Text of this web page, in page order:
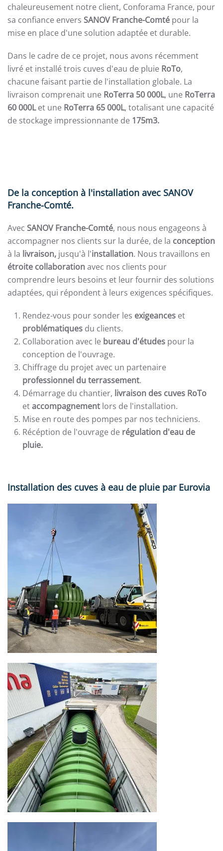
chaleureusement notre client, Conforama France, pour
sa confiance envers SANOV Franche-Comté pour la
mise en place d'une solution adaptée et durable.
Dans le cadre de ce projet, nous avons récemment
livré et installé trois cuves d'eau de pluie RoTo,
chacune faisant partie de l'installation globale. La
livraison comprenait une RoTerra 50 000L, une RoTerra
60 000Let une RoTerra 65 000L, totalisant une capacité
de stockage impressionnante de 175m3.
De la conception à l'installation avec SANOV
Franche-Comté.
Avec SANOV Franche-Comté, nous nous engageons à
accompagner nos clients sur la durée, de la conception
à la livraison, jusqu'à l'installation. Nous travaillons en
étroite collaborationavec nos clients pour
comprendre leurs besoins et leur fournir des solutions
adaptées, qui répondent à leurs exigences spécifiques.
Rendez-vous pour sonder les exigeances et
problématiques du clients.
Collaboration avec le bureau d'études pour la
conception de l'ouvrage.
Chiffrage du projet avec un partenaire
professionnel du terrassement.
Démarrage du chantier, livraison des cuves RoTo
etaccompagnement lors de l'installation.
Mise en route des pompes par nos techniciens.
Récéption de l'ouvrage de régulation d'eau de
pluie.
Installation des cuves à eau de pluie par Eurovia